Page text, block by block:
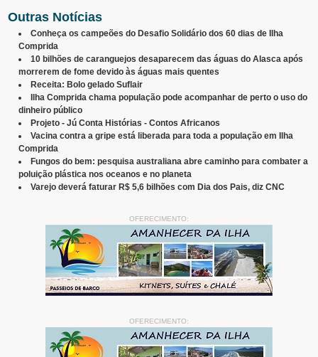
Outras Notícias
Conheça os campeões do Desafio Solidário dos 60 dias de Ilha
Comprida
10 bilhões de caranguejos desaparecem das águas do Alasca após
morrerem de fome devido às águas mais quentes
Receita: Bolo gelado Suflair
Ilha Comprida chama população pode acompanhar de perto o uso do
dinheiro público
Projeto - Jú Conta Histórias - Contos Africanos
Vacina contra a gripe está liberada para toda a população em Ilha
Comprida
Fungos do bem: pesquisa australiana abre caminho para combater a
poluição plástica nos oceanos e no planeta
Varejo deverá faturar R$ 5,6 bilhões com Dia dos Pais, diz CNC
OFERECIMENTO:
OFERECIMENTO: